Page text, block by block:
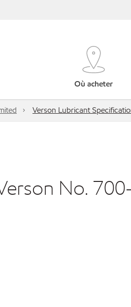
Où acheter
Verson Lubricant
No.